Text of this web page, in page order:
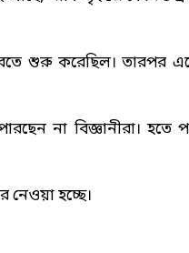
শুরু করেছিল। তারপর
না বিজ্ঞানীরা। হতে
নেওয়া হচ্ছে।